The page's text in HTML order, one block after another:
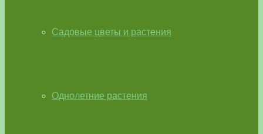
Садовые цветы и растения
Однолетние растения